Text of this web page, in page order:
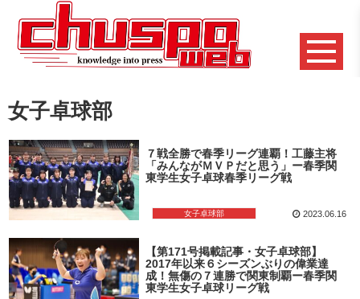
女子卓球部
女子卓球部
７戦全勝で春季リーグ連覇！工藤主将
「みんながＭＶＰだと思う」ー春季関
東学生女子卓球春季リーグ戦
2023.06.16
【第171号掲載記事・女子卓球部】
2017年以来６シーズンぶりの偉業達
成！無傷の７連勝で関東制覇ー春季関
東学生女子卓球リーグ戦